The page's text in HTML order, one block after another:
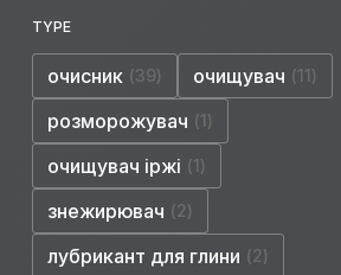
TYPE
очисник 39 очищувач 11
розморожувач 1
очищувач іржі 1
знежирювач 2
лубрикант для глини 2